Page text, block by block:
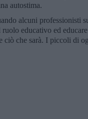
autostima.
alcuni professionisti
educativo ed
ciò che sarà. I piccoli di